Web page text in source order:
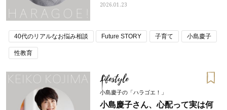
2026.01.23
40代のリアルなお悩み相談 Future STORY 子育て 小島慶子
性教育
Lifestyle
小島慶子の「ハラゴエ！」
小島慶子さん、心配って実は何